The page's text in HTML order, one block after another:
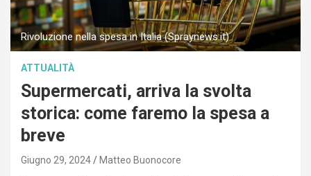
Rivoluzione nella spesa in Italia (Spraynews.it)
ATTUALITÀ
Supermercati, arriva la svolta
storica: come faremo la spesa a
breve
Giugno 29, 2024 Matteo Buonocore